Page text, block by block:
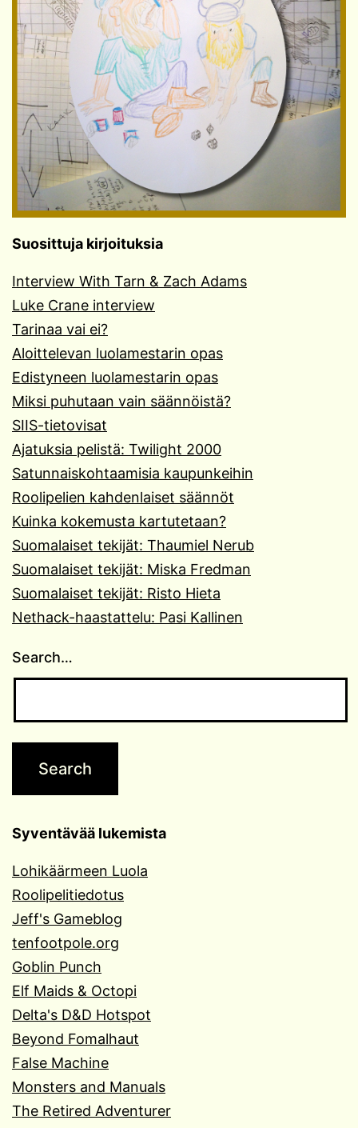
Suosittuja kirjoituksia
Interview With Tarn & Zach Adams
Luke Crane interview
Tarinaa vai ei?
Aloittelevan luolamestarin opas
Edistyneen luolamestarin opas
Miksi puhutaan vain säännöistä?
SIIS-tietovisat
Ajatuksia pelistä: Twilight 2000
Satunnaiskohtaamisia kaupunkeihin
Roolipelien kahdenlaiset säännöt
Kuinka kokemusta kartutetaan?
Suomalaiset tekijät: Thaumiel Nerub
Suomalaiset tekijät: Miska Fredman
Suomalaiset tekijät: Risto Hieta
Nethack-haastattelu: Pasi Kallinen
Search…
Syventävää lukemista
Lohikäärmeen Luola
Roolipelitiedotus
Jeff's Gameblog
tenfootpole.org
Goblin Punch
Elf Maids & Octopi
Delta's D&D Hotspot
Beyond Fomalhaut
False Machine
Monsters and Manuals
The Retired Adventurer